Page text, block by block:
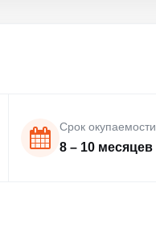
Срок окупаемости
8 – 10 месяцев